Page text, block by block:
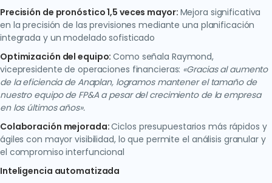
Precisión de pronóstico 1,5 veces mayor: Mejora significativa
en la precisión de las previsiones mediante una planificación
integrada y un modelado sofisticado
Optimización del equipo:Como señala Raymond,
vicepresidente de operaciones financieras: «Gracias al aumento
de la eficiencia de Anaplan, logramos mantener el tamaño de
nuestro equipo de FP&A a pesar del crecimiento de la empresa
en los últimos años».
Colaboración mejorada:Ciclos presupuestarios más rápidos y
ágiles con mayor visibilidad, lo que permite el análisis granular y
el compromiso interfuncional
Inteligencia automatizada